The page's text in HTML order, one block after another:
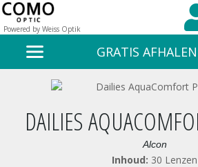
Powered by Weiss Optik
GRATIS
DAILIES
Alcon
Inhoud: 30 Lenzen